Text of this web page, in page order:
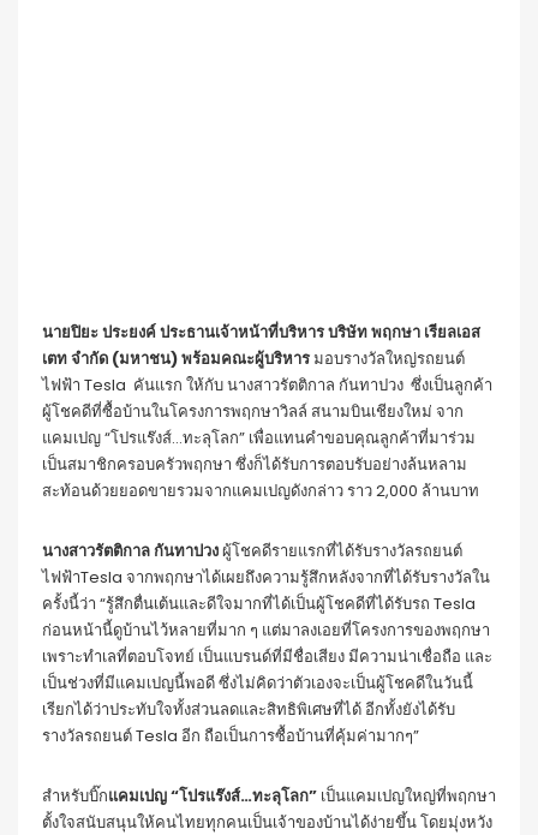
นายปิยะ ประยงค์ ประธานเจ้าหน้าที่บริหาร บริษัท พฤกษา เรียลเอส
เตท จำกัด (มหาชน) พร้อมคณะผู้บริหารมอบรางวัลใหญ่รถยนต์
ไฟฟ้า Tesla คันแรก ให้กับ นางสาวรัตติกาล กันทาปวง ซึ่งเป็นลูกค้า
ผู้โชคดีที่ซื้อบ้านในโครงการพฤกษาวิลล์ สนามบินเชียงใหม่ จาก
แคมเปญ “โปรแร๊งส์…ทะลุโลก” เพื่อแทนคำขอบคุณลูกค้าที่มาร่วม
เป็นสมาชิกครอบครัวพฤกษา ซึ่งก็ได้รับการตอบรับอย่างล้นหลาม
สะท้อนด้วยยอดขายรวมจากแคมเปญดังกล่าว ราว 2,000 ล้านบาท
นางสาวรัตติกาล กันทาปวงผู้โชคดีรายแรกที่ได้รับรางวัลรถยนต์
ไฟฟ้าTesla จากพฤกษาได้เผยถึงความรู้สึกหลังจากที่ได้รับรางวัลใน
ครั้งนี้ว่า “รู้สึกตื่นเต้นและดีใจมากที่ได้เป็นผู้โชคดีที่ได้รับรถ Tesla
ก่อนหน้านี้ดูบ้านไว้หลายที่มาก ๆ แต่มาลงเอยที่โครงการของพฤกษา
เพราะทำเลที่ตอบโจทย์ เป็นแบรนด์ที่มีชื่อเสียง มีความน่าเชื่อถือ และ
เป็นช่วงที่มีแคมเปญนี้พอดี ซึ่งไม่คิดว่าตัวเองจะเป็นผู้โชคดีในวันนี้
เรียกได้ว่าประทับใจทั้งส่วนลดและสิทธิพิเศษที่ได้ อีกทั้งยังได้รับ
รางวัลรถยนต์ Tesla อีก ถือเป็นการซื้อบ้านที่คุ้มค่ามากๆ”
สำหรับบิ๊กแคมเปญ “โปรแร๊งส์…ทะลุโลก” เป็นแคมเปญใหญ่ที่พฤกษา
ตั้งใจสนับสนุนให้คนไทยทุกคนเป็นเจ้าของบ้านได้ง่ายขึ้น โดยมุ่งหวัง